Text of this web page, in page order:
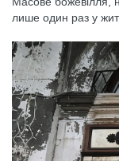
лише один раз у